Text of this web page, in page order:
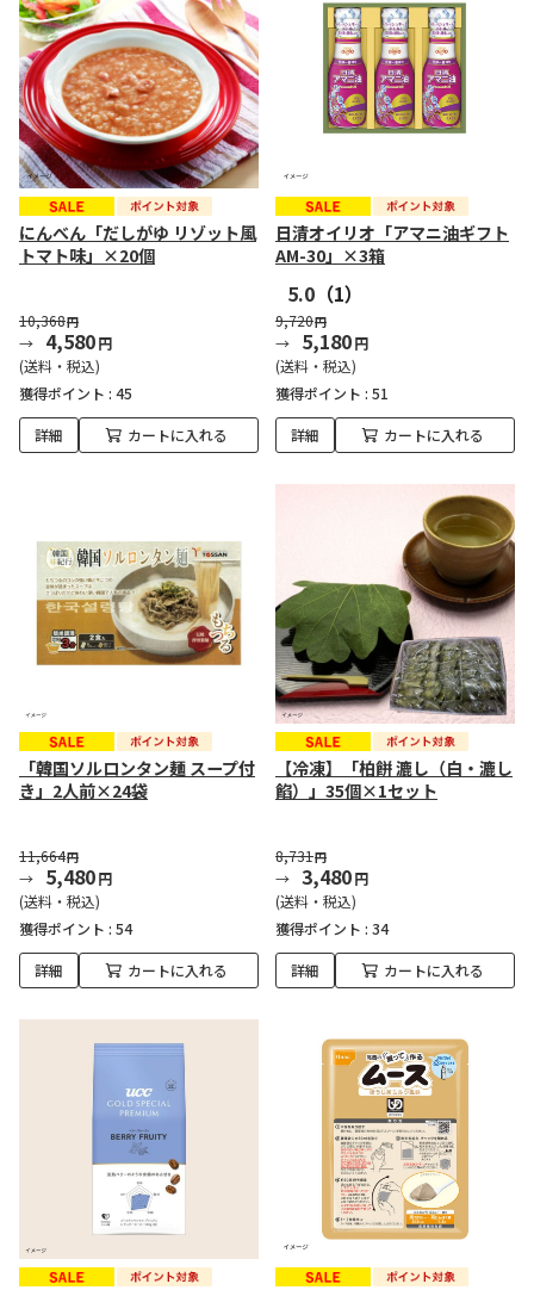
にんべん「だしがゆ リゾット風
トマト味」×20個
10,368円
4,580円
(送料・税込)
獲得ポイント : 45
詳細 カートに入れる
日清オイリオ「アマニ油ギフト
AM-30」×3箱
5.0 （1）
9,720円
5,180円
(送料・税込)
獲得ポイント : 51
詳細 カートに入れる
「韓国ソルロンタン麺 スープ付
き」2人前×24袋
11,664円
5,480円
(送料・税込)
獲得ポイント : 54
詳細 カートに入れる
【冷凍】「柏餅 漉し（白・漉し
餡）」35個×1セット
8,731円
3,480円
(送料・税込)
獲得ポイント : 34
詳細 カートに入れる